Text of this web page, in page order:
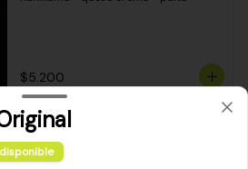
$5.200
Cheese Roll
Queso crema - palta - cebollín